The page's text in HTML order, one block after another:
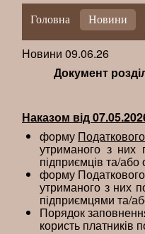
Головна Новини
Новини 09.06.26
Документ
Наказом від
форму
утриманого з них
підприємців та/або
форму Податкового
утриманого з них
підприємцями та/
Порядок
користь платників